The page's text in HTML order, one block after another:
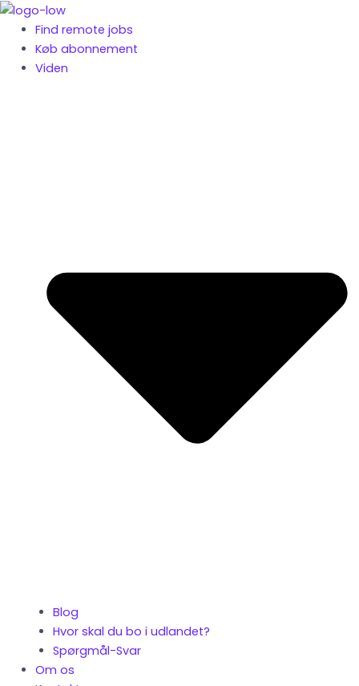
Gå
indholdet
Find remote jobs
Køb abonnement
Viden
Blog
Hvor skal du bo i udlandet?
Spørgmål-Svar
Om os